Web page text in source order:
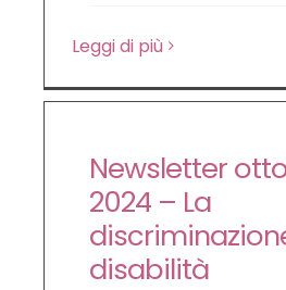
Leggi di più
Newsletter
2024 – La
disabilità